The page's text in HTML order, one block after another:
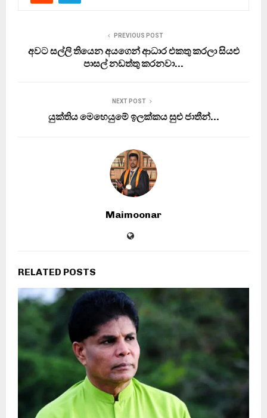
PREVIOUS POST
අවට සල්ලි තියෙන අයගෙන් ආධාර එකතු කරලා සියළු
පාසල් නඩත්තු කරනවා…
NEXT POST
යුක්තිය මෙහෙයුමේ ඉලක්කය සුළු ජාතීන්…
Maimoonar
RELATED POSTS